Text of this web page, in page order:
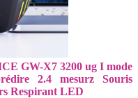
GW-X7 3200 ug I mode
2.4 mesurz Souris
Respirant LED